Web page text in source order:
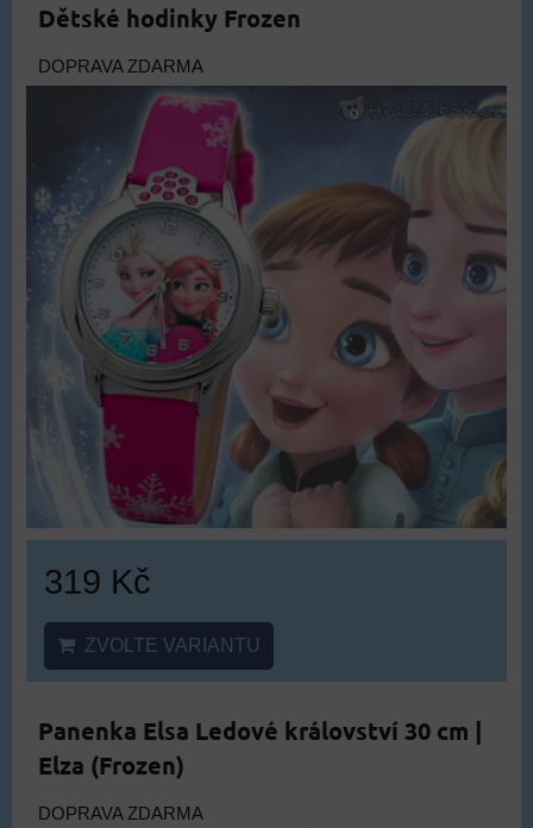
Dětské hodinky Frozen
DOPRAVA ZDARMA
319 Kč
ZVOLTE VARIANTU
Panenka Elsa Ledové království 30 cm |
Elza (Frozen)
DOPRAVA ZDARMA